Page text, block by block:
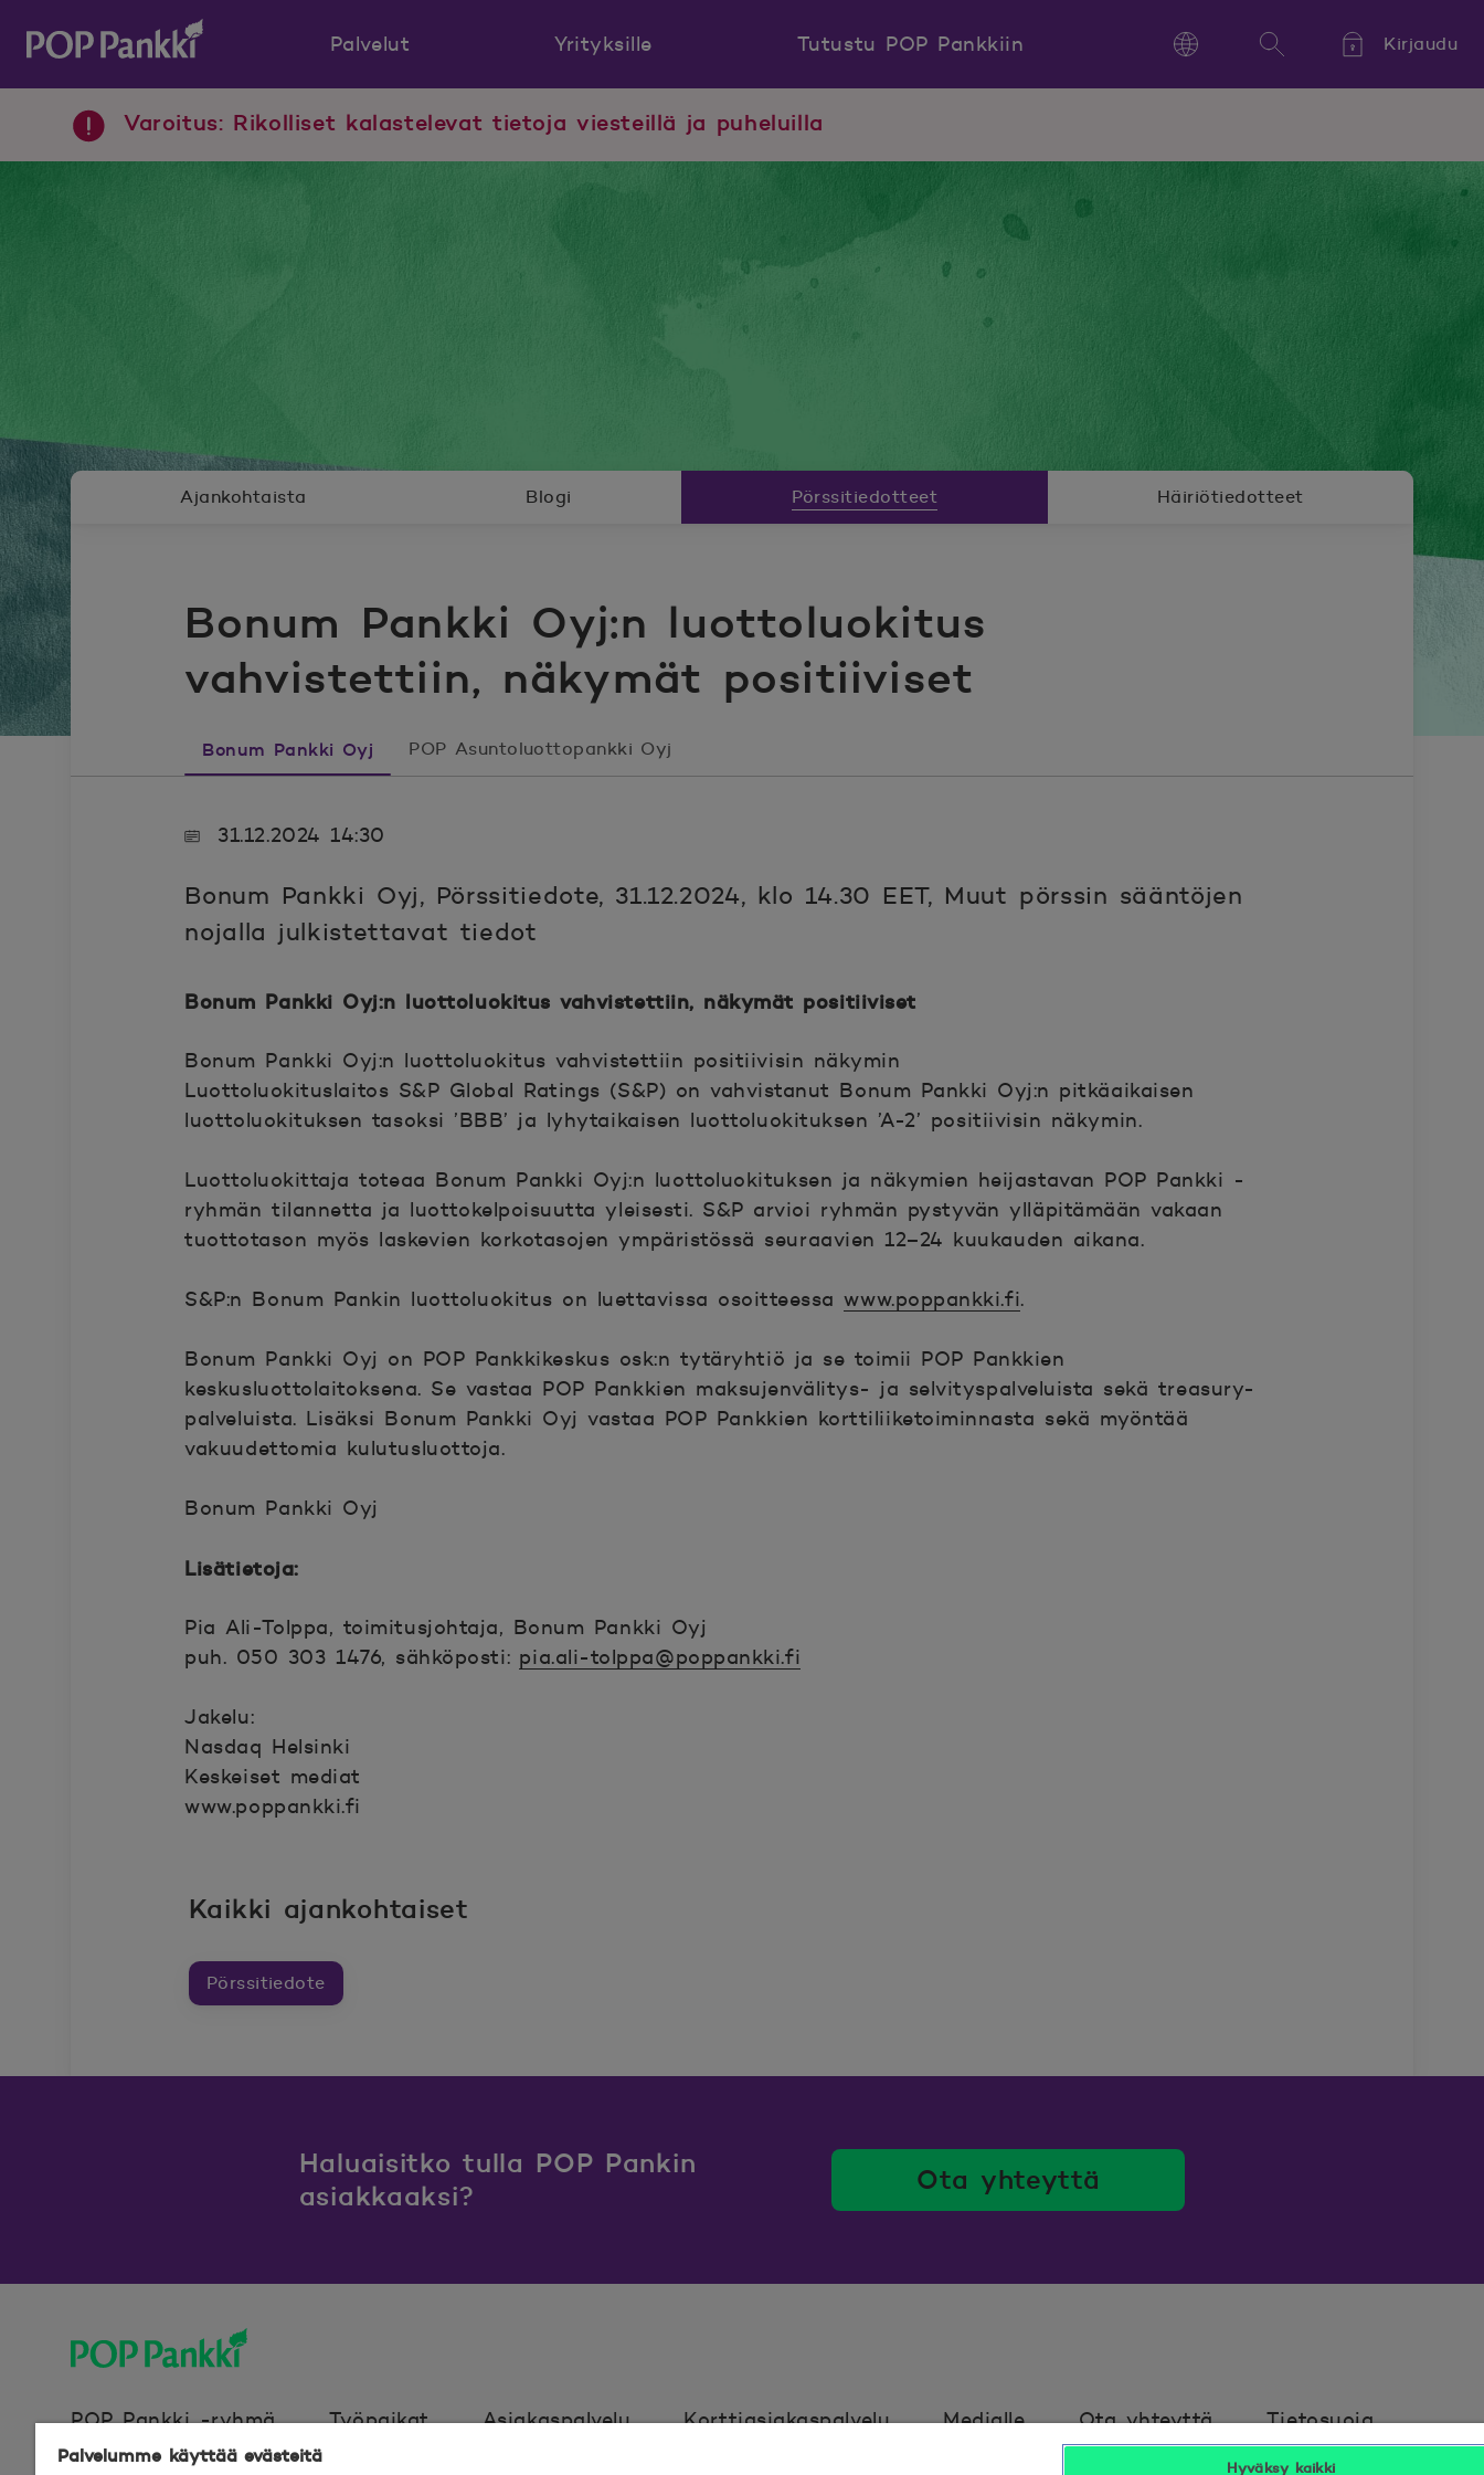
POP Pankki, etusivulle
Palvelut Yrityksille
Tutustu POP Pankkiin
Kieli,
Language Hae
Kirjaudu
Varoitus: Rikolliset kalastelevat tietoja viesteillä ja puheluilla
Bonum Pankki Oyj:n luottoluokitus
vahvistettiin, näkymät positiiviset
Ajankohtaista Blogi Pörssitiedotteet Häiriötiedotteet
Bonum Pankki Oyj POP Asuntoluottopankki Oyj
31.12.2024 14:30
Bonum Pankki Oyj, Pörssitiedote, 31.12.2024, klo 14.30 EET, Muut pörssin sääntöjen
nojalla julkistettavat tiedot
Bonum Pankki Oyj:n luottoluokitus vahvistettiin, näkymät positiiviset
Bonum Pankki Oyj:n luottoluokitus vahvistettiin positiivisin näkymin
Luottoluokituslaitos S&P Global Ratings (S&P) on vahvistanut Bonum Pankki Oyj:n pitkäaikaisen
luottoluokituksen tasoksi ’BBB’ ja lyhytaikaisen luottoluokituksen ’A-2’ positiivisin näkymin.
Luottoluokittaja toteaa Bonum Pankki Oyj:n luottoluokituksen ja näkymien heijastavan POP Pankki -
ryhmän tilannetta ja luottokelpoisuutta yleisesti. S&P arvioi ryhmän pystyvän ylläpitämään vakaan
tuottotason myös laskevien korkotasojen ympäristössä seuraavien 12–24 kuukauden aikana.
S&P:n Bonum Pankin luottoluokitus on luettavissa osoitteessawww.poppankki.fi.
Bonum Pankki Oyj on POP Pankkikeskus osk:n tytäryhtiö ja se toimii POP Pankkien
keskusluottolaitoksena. Se vastaa POP Pankkien maksujenvälitys- ja selvityspalveluista sekä treasury-
palveluista. Lisäksi Bonum Pankki Oyj vastaa POP Pankkien korttiliiketoiminnasta sekä myöntää
vakuudettomia kulutusluottoja.
Bonum Pankki Oyj
Lisätietoja:
Pia Ali-Tolppa, toimitusjohtaja, Bonum Pankki Oyj
puh. 050 303 1476, sähköposti: pia.ali-tolppa@poppankki.fi
Jakelu:
Nasdaq Helsinki
Keskeiset mediat
www.poppankki.fi
Kaikki ajankohtaiset
Pörssitiedote
Haluaisitko tulla POP Pankin
asiakkaaksi?
Ota yhteyttä
POP Pankki -ryhmä
Työpaikat Asiakaspalvelu Korttiasiakaspalvelu Medialle Ota yhteyttä Tietosuoja
Palvelumme käyttää evästeitä
Hyväksy kaikki